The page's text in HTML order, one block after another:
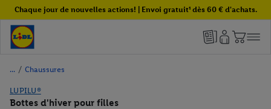
Chaque jour de nouvelles actions! | Envoi gratuit¹ dès 60 € d'achats.
/ Chaussures
LUPILU®
Bottes d'hiver pour filles